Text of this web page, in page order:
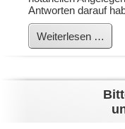
Antworten darauf
Weiterlesen …
FAQ